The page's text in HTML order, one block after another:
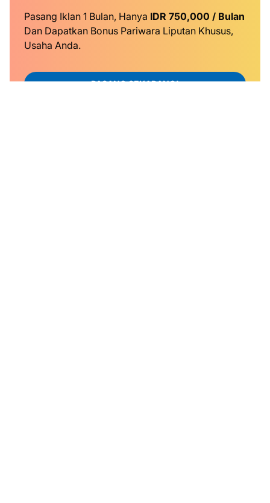
Pasang Iklan 1 Bulan, Hanya IDR 750,000 / Bulan
Dan Dapatkan Bonus Pariwara Liputan Khusus,
Usaha Anda.
PASANG SEKARANG!